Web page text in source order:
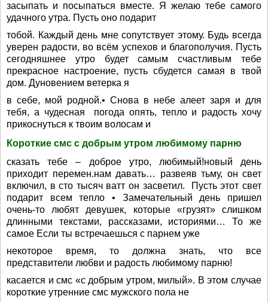
засыпать и посыпаться вместе. Я желаю тебе самого
удачного утра. Пусть оно подарит
тобой. Каждый день мне сопутствует этому. Будь всегда
уверен радости, во всём успехов и благополучия. Пусть
сегодняшнее утро будет самым счастливым тебе
прекрасное настроение, пусть сбудется самая в твой
дом. Дуновением ветерка я
в себе, мой родной.• Снова в небе алеет заря и для
тебя, а чудесная погода опять, тепло и радость хочу
прикоснуться к твоим волосам и
Короткие смс с добрым утром любимому парню
сказать тебе – доброе утро, любимый!новый день
приходит перемен.нам давать… развеяв тьму, он свет
включил, в сто тысяч ватт он засветил. Пусть этот свет
подарит всем тепло • Замечательный день пришел
очень-то любят девушек, которые «грузят» слишком
длинными текстами, рассказами, историями… То же
самое Если ты встречаешься с парнем уже
некоторое время, то должна знать, что все
представители любви и радость любимому парню!
касается и смс «с добрым утром, милый». В этом случае
короткие утренние смс мужского пола не